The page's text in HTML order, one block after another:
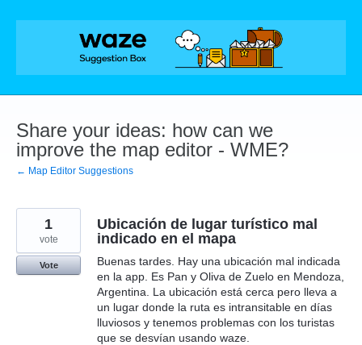
Skip
Share your ideas: how can we
improve the map editor - WME?
← Map Editor Suggestions
Ubicación de lugar turístico mal
indicado en el mapa
Buenas tardes. Hay una ubicación mal indicada
en la app. Es Pan y Oliva de Zuelo en Mendoza,
Argentina. La ubicación está cerca pero lleva a
un lugar donde la ruta es intransitable en días
lluviosos y tenemos problemas con los turistas
que se desvían usando waze.
1
vote
Vote